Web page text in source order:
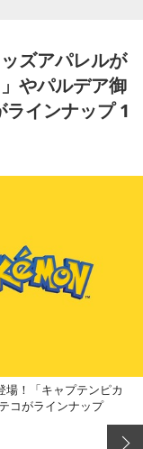
ズアパレルが
やパルデア御
インナップ 1
！「キャプテンピカ
コがラインナップ